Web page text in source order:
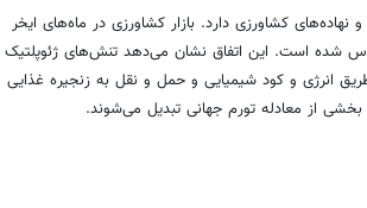
کشاورزی دارد. بازار کشاورزی در ماه‌های ایخر
شده است. این اتفاق نشان می‌دهد تنش‌های ژئوپلتیک
انرژی و کود شیمیایی و حمل و نقل به زنجیره غذایی
از معادله تورم جهانی تبدیل می‌شوند.